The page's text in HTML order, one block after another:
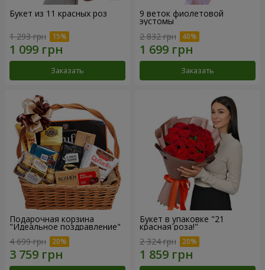
Букет из 11 красных роз
1 293 грн
Заказать
9 веток фиолетовой
эустомы
2 832 грн
Заказать
Подарочная корзина
"Идеальное поздравление"
4 699 грн
Букет в упаковке "21
красная роза!"
2 324 грн